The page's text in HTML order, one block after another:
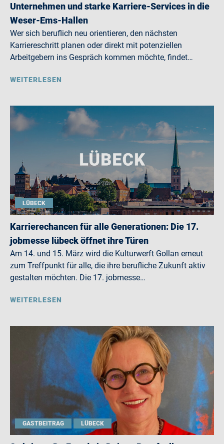
Unternehmen und starke Karriere-Services in die
Weser-Ems-Hallen
Wer sich beruflich neu orientieren, den nächsten
Karriereschritt planen oder direkt mit potenziellen
Arbeitgebern ins Gespräch kommen möchte, findet…
WEITERLESEN
LÜBECK
Karrierechancen für alle Generationen: Die 17.
jobmesse lübeck öffnet ihre Türen
Am 14. und 15. März wird die Kulturwerft Gollan erneut
zum Treffpunkt für alle, die ihre berufliche Zukunft aktiv
gestalten möchten. Die 17. jobmesse…
WEITERLESEN
GASTBEITRAG LÜBECK